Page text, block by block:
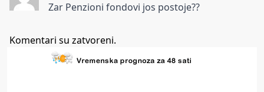
Zar Penzioni fondovi jos postoje??
Komentari su zatvoreni.